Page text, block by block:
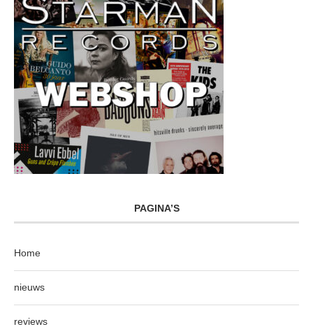
PAGINA’S
Home
nieuws
reviews